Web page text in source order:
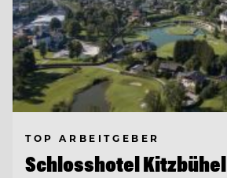
TOP ARBEITGEBER
Schlosshotel Kitzbühel